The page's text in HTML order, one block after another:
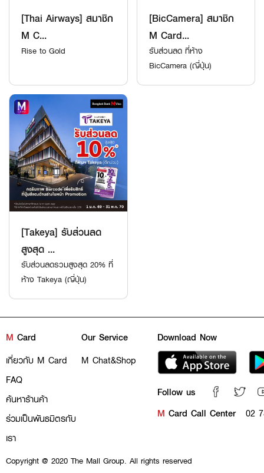
[Thai Airways] สมาชิก
M C...
Rise to Gold
[BicCamera] สมาชิก
M Card...
รับส่วนลด ที่ห้าง
BicCamera (ญี่ปุ่น)
[Takeya] รับส่วนลด
สูงสุด ...
รับส่วนลดรวมสูงสุด 20% ที่
ห้าง Takeya (ญี่ปุ่น)
M Card
เกี่ยวกับ M Card
FAQ
ค้นหาร้านค้า
ร่วมเป็นพันธมิตรกับ
เรา
Our Service
M Chat&Shop
Download Now
Follow us
M Card Call Center 02
Copyright @ 2020 The Mall Group. All rights reserved